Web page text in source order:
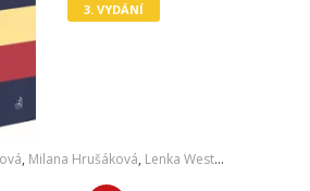
3. VYDÁNÍ
, Milana Hrušáková, Lenka Westphalová